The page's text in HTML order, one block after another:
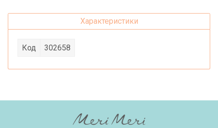
Характеристики
Код 302658